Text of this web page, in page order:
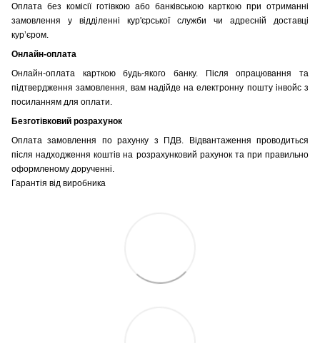
Оплата без комісії готівкою або банківською карткою при отриманні
замовлення у відділенні кур'єрської служби чи адресній доставці
кур’єром.
Онлайн-оплата
Онлайн-оплата карткою будь-якого банку. Після опрацювання та
підтвердження замовлення, вам надійде на електронну пошту інвойс з
посиланням для оплати.
Безготівковий розрахунок
Оплата замовлення по рахунку з ПДВ. Відвантаження проводиться
після надходження коштів на розрахунковий рахунок та при правильно
оформленому дорученні.
Гарантія від виробника